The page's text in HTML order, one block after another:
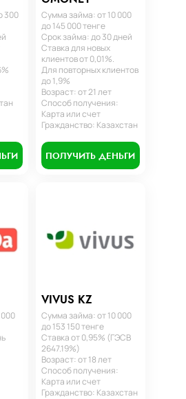
300
Сумма займа: от 10 000
до 145 000 тенге
Срок займа: до 30 дней
Ставка для новых
клиентов от 0,01%.
Для повторных клиентов
до 1,9%
Возраст: от 21 лет
Способ получения:
Карта или счет
Гражданство: Казахстан
ПОЛУЧИТЬ ДЕНЬГИ
VIVUS KZ
Сумма займа: от 10 000
до 153 150 тенге
Ставка от 0,95% (ГЭСВ
2647.19%)
Возраст: от 18 лет
Способ получения:
Карта или счет
Гражданство: Казахстан